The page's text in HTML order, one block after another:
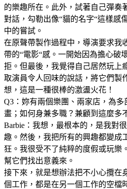
的樂趣所在。此外，試著自己彈奏
對話，勾勒出像“貓的名字“這樣感
中的嘗試。
在原聲帶製作過程中，導演要求我
帶的“電影“感。一開始因為擔心破
拒。但最後，我覺得自己居然玩上
取演員令人回味的說話，將它們製
想，這是一種很棒的激盪火花！
Q3：妳有兩個樂團、兩家店，為
畫；如何身兼多職？兼顧到這麼多
Barbie：我想，最根本的，是我對
趣。然後，我把所有的興趣都變成
狂。我很受不了純粹的度假或玩樂
幫它們找出意義來。
接下來，就是想辦法把不小心攬在
個工作，都是在另一個工作的空檔